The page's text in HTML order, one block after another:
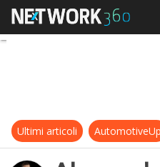
Ultimi articoli AutomotiveUp